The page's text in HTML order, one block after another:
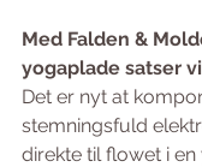
Med Falden &
yogaplade satser
Det er nyt at
stemningsfuld
direkte til flowet i